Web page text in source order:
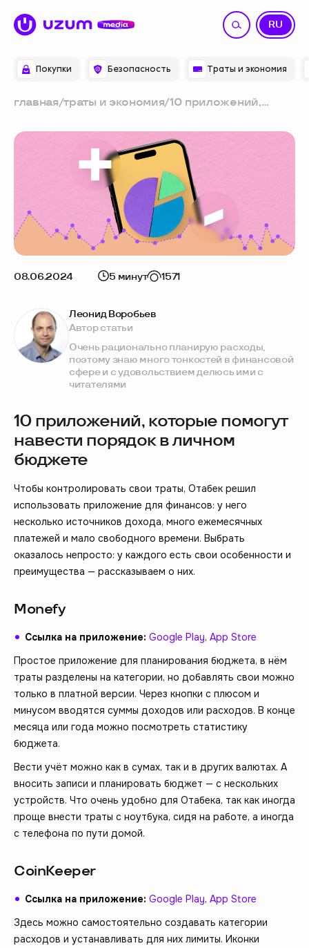
Покупки Безопасность Траты и экономия
RU
UZ
главная/траты и экономия/10 приложений,
навести порядок в
личном бюджете
08.06.2024 5 минут 1571
10 приложений, которые помогут
навести порядок в личном
бюджете
Чтобы контролировать свои траты, Отабек решил
использовать приложение для финансов: у него
несколько источников дохода, много ежемесячных
платежей и мало свободного времени. Выбрать
оказалось непросто: у каждого есть свои особенности и
преимущества — рассказываем о них.
Monefy
Ссылка на приложение: Google Play, App Store
Простое приложение для планирования бюджета, в нём
траты разделены на категории, но добавлять свои можно
только в платной версии. Через кнопки с плюсом и
минусом вводятся суммы доходов или расходов. В конце
месяца или года можно посмотреть статистику
бюджета.
Вести учёт можно как в сумах, так и в других валютах. А
вносить записи и планировать бюджет — с нескольких
устройств. Что очень удобно для Отабека, так как иногда
проще внести траты с ноутбука, сидя на работе, а иногда
с телефона по пути домой.
CoinKeeper
Ссылка на приложение: Google Play, App Store
Здесь можно самостоятельно создавать категории
расходов и устанавливать для них лимиты. Иконки
Леонид Воробьев
Автор статьи
Очень рационально планирую расходы,
поэтому знаю много тонкостей в финансовой
сфере и с удовольствием делюсь ими с
читателями